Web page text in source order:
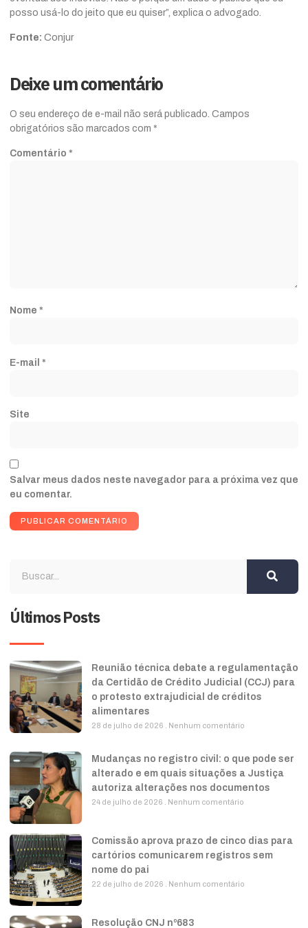
posso usá-lo do jeito que eu quiser”, explica o advogado.
Fonte: Conjur
Deixe um comentário
O seu endereço de e-mail não será publicado. Campos
obrigatórios são marcados com *
Comentário *
Nome *
E-mail *
Site
Salvar meus dados neste navegador para a próxima vez que
eu comentar.
Últimos Posts
Reunião técnica debate a regulamentação
da Certidão de Crédito Judicial (CCJ) para
o protesto extrajudicial de créditos
alimentares
28 de julho de 2026 Nenhum comentário
Mudanças no registro civil: o que pode ser
alterado e em quais situações a Justiça
autoriza alterações nos documentos
24 de julho de 2026 Nenhum comentário
Comissão aprova prazo de cinco dias para
cartórios comunicarem registros sem
nome do pai
22 de julho de 2026 Nenhum comentário
Resolução CNJ nº683